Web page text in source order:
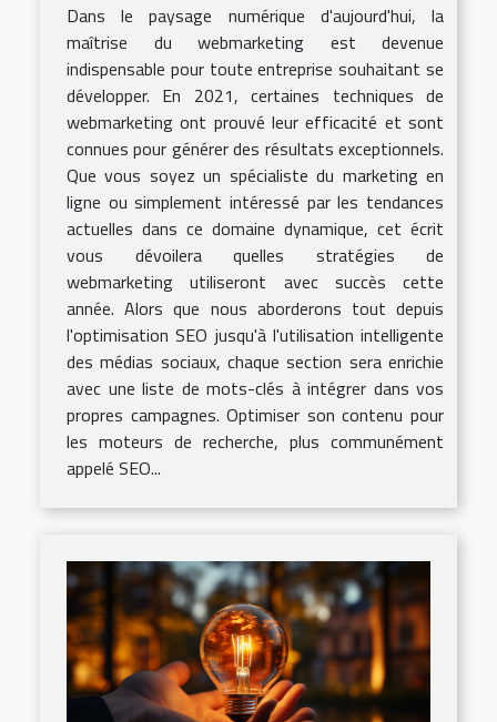
Dans le paysage numérique d'aujourd'hui, la
maîtrise du webmarketing est devenue
indispensable pour toute entreprise souhaitant se
développer. En 2021, certaines techniques de
webmarketing ont prouvé leur efficacité et sont
connues pour générer des résultats exceptionnels.
Que vous soyez un spécialiste du marketing en
ligne ou simplement intéressé par les tendances
actuelles dans ce domaine dynamique, cet écrit
vous dévoilera quelles stratégies de
webmarketing utiliseront avec succès cette
année. Alors que nous aborderons tout depuis
l'optimisation SEO jusqu'à l'utilisation intelligente
des médias sociaux, chaque section sera enrichie
avec une liste de mots-clés à intégrer dans vos
propres campagnes. Optimiser son contenu pour
les moteurs de recherche, plus communément
appelé SEO...